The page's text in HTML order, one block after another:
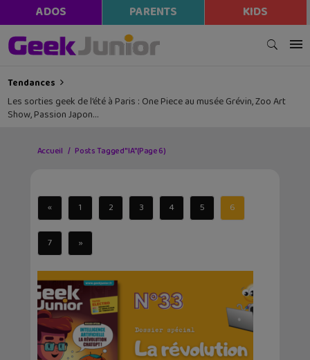
ADOS PARENTS KIDS
Tendances
Les sorties geek de l’été à Paris : One Piece au musée Grévin, Zoo Art
Show, Passion Japon…
Accueil Posts Tagged "IA"(Page 6)
« 1 2 3 4 5 6
7 »